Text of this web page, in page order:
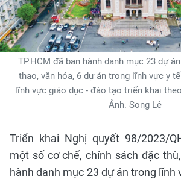
TP.HCM đã ban hành danh mục 23 dự
thao, văn hóa, 6 dự án trong lĩnh vực y
lĩnh vực giáo dục - đào tạo triển khai
Ảnh: Song Lê
Triển khai Nghị quyết 98/2023/
một số cơ chế, chính sách đặc
hành danh mục 23 dự án trong lĩnh